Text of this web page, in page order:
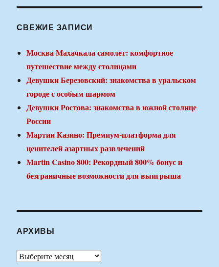
СВЕЖИЕ ЗАПИСИ
Москва Махачкала самолет: комфортное
путешествие между столицами
Девушки Березовский: знакомства в уральском
городе с особым шармом
Девушки Ростова: знакомства в южной столице
России
Мартин Казино: Премиум-платформа для
ценителей азартных развлечений
Martin Casino 800: Рекордный 800% бонус и
безграничные возможности для выигрыша
АРХИВЫ
Архивы